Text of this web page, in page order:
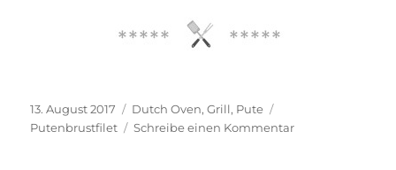
Veröffentlicht
am
13. August 2017 Kategorien
Dutch Oven,Grill, Pute
Putenbrustfilet
Schreibe einen Kommentarzu